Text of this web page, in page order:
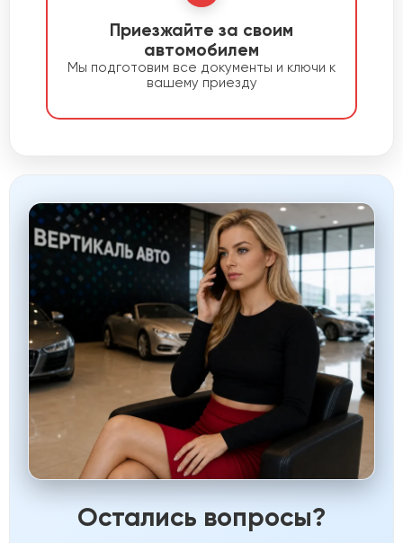
Приезжайте за своим
автомобилем
Мы подготовим все документы и ключи к
вашему приезду
Остались вопросы?